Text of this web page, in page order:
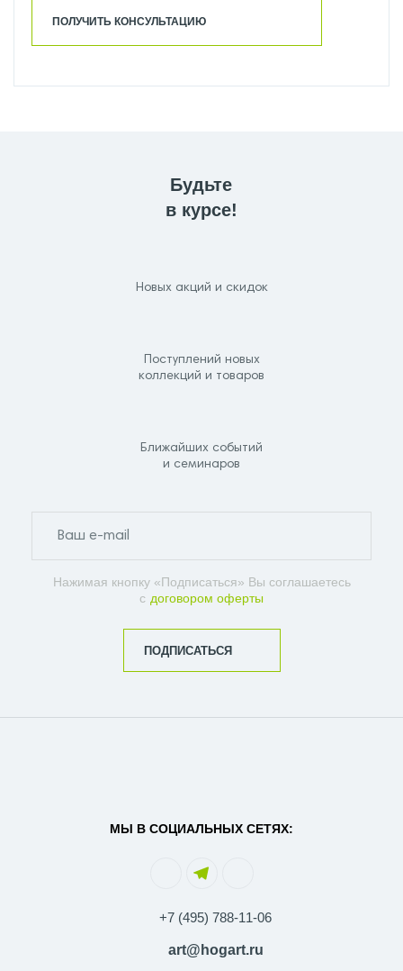
ПОЛУЧИТЬ КОНСУЛЬТАЦИЮ
Будьте
в курсе!
Новых акций и скидок
Поступлений новых
коллекций и товаров
Ближайших событий
и семинаров
Нажимая кнопку «Подписаться» Вы соглашаетесь
с договором оферты
ПОДПИСАТЬСЯ
МЫ В СОЦИАЛЬНЫХ СЕТЯХ:
+7 (495) 788-11-06
art@hogart.ru